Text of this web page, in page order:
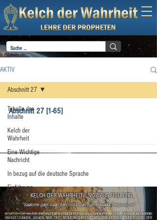
AKTIV
Tabelle der
Inhalte
Kelch der
Wahrheit
Eine Wichtige
Nachricht
In bezug auf die deutsche Sprache
Einführung
Vorwort
Gut oder Böse
Abschnitt 27
Abschnitt 27 [1-65]
KELCH DER WAHRHEIT|2025 US.FIGU.ORG
"Saalome gam naan ben urda, gan njjber asaala hesporoona"
HINWEIS: DIE HIERIN ENTHALTENEN ERNEUERTEN ENGLISCHEN PDF-, EPUB-, EBOOK- UND ABOOK-
ÜBERSETZUNGEN DIENEN NUR DER BEQUEMLICHKEIT, UND OBWOHL ALLE AUDIOS VOR DER